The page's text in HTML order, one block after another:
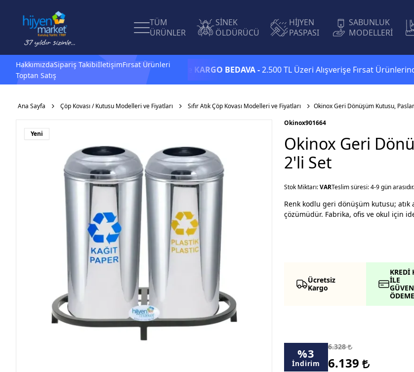
TÜM
ÜRÜNLER
SİNEK
ÖLDÜRÜCÜ
HİJYEN
PASPASI
SABUNLUK
MODELLERİ
HakkımızdaSipariş TakibiİletişimFırsat Ürünleri
Toptan Satış1.500 TL ve üzeri alışverişlerinizdeKARGO BEDAVA -2.500 TL Üzeri Alışverişe Fırsat Ürünlerinde
Ana Sayfa Çöp Kovası / Kutusu Modelleri ve Fiyatları Sıfır Atık Çöp Kovası Modelleri ve Fiyatları Okinox Geri Dönüşüm Kutusu,
Yeni
Okinox901664
Okinox Geri
2'li Set
Stok Miktarı:VARTeslim süresi: 4-9 gün arasıdır.
Renk kodlu geri dönüşüm kutusu; atık
çözümüdür. Fabrika, ofis ve okul için
Ücretsiz
Kargo
KREDİ
İLE
ÖDEME
%3
İndirim
6.328
6.139